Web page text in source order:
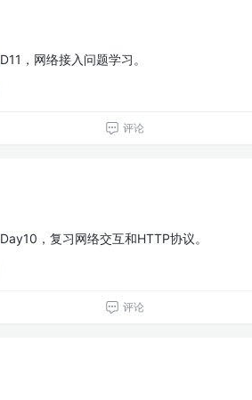
D11，网络接入问题学习。
评论
Day10，复习网络交互和HTTP协议。
评论